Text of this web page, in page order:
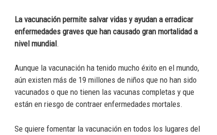
La vacunación permite salvar vidas y ayudan a erradicar
enfermedades graves que han causado gran mortalidad a
nivel mundial.
Aunque la vacunación ha tenido mucho éxito en el mundo,
aún existen más de 19 millones de niños que no han sido
vacunados o que no tienen las vacunas completas y que
están en riesgo de contraer enfermedades mortales.
Se quiere fomentar la vacunación en todos los lugares del